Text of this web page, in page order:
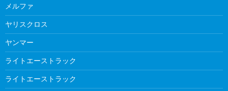
メルファ
ヤリスクロス
ヤンマー
ライトエーストラック
ライトエーストラック